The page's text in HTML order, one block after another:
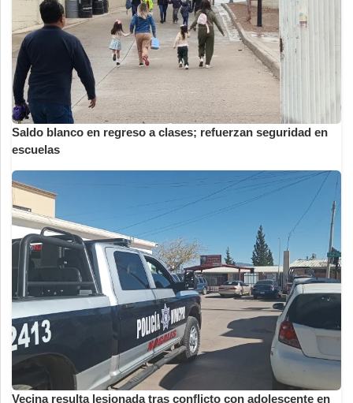
Saldo blanco en regreso a clases; refuerzan seguridad en
escuelas
Vecina resulta lesionada tras conflicto con adolescente en